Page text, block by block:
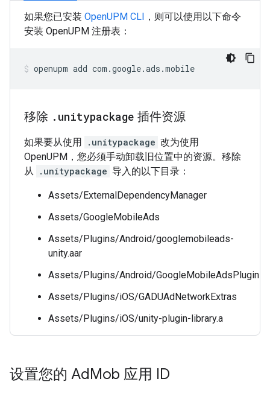
如果您已安装 OpenUPM CLI ，则可以使用以下命令
安装 OpenUPM 注册表：
openupm add com.google.ads.mobile
移除 . unitypackage 插件资源
如果要从使用 .unitypackage 改为使用
OpenUPM，您必须手动卸载旧位置中的资源。移除
从
.unitypackage 导入的以下目录：
Assets/ExternalDependencyManager
Assets/GoogleMobileAds
Assets/Plugins/Android/googlemobileads-
unity.aar
Assets/Plugins/Android/GoogleMobileAdsPlugin
Assets/Plugins/iOS/GADUAdNetworkExtras
Assets/Plugins/iOS/unity-plugin-library.a
设置您的 AdMob 应用 ID